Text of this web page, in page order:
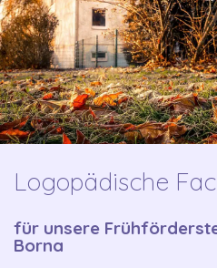
Logopädische
für unsere
Borna